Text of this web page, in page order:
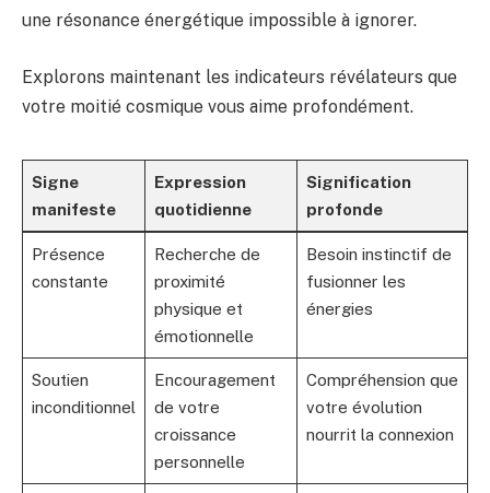
une résonance énergétique impossible à ignorer.
Explorons maintenant les indicateurs révélateurs que
votre moitié cosmique vous aime profondément.
Signe
manifeste
Expression
quotidienne
Signification
profonde
Présence
constante
Recherche de
proximité
physique et
émotionnelle
Besoin instinctif de
fusionner les
énergies
Soutien
inconditionnel
Encouragement
de votre
croissance
personnelle
Compréhension que
votre évolution
nourrit la connexion